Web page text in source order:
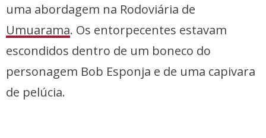
uma abordagem na Rodoviária de
Umuarama. Os entorpecentes estavam
escondidos dentro de um boneco do
personagem Bob Esponja e de uma capivara
de pelúcia.